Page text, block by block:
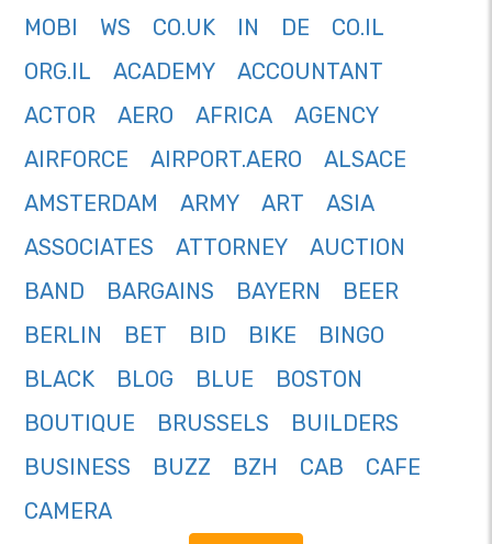
MOBI
WS CO.UK IN DE
CO.IL
ORG.IL
ACADEMY
ACCOUNTANT
ACTOR
AERO AFRICA
AGENCY
AIRFORCE
AIRPORT.AERO
ALSACE
AMSTERDAM
ARMY ART
ASIA
ASSOCIATES
ATTORNEY
AUCTION
BAND
BARGAINS BAYERN
BEER
BERLIN
BET BID BIKE
BINGO
BLACK
BLOG BLUE
BOSTON
BOUTIQUE
BRUSSELS
BUILDERS
BUSINESS
BUZZ BZH CAB
CAFE
CAMERA